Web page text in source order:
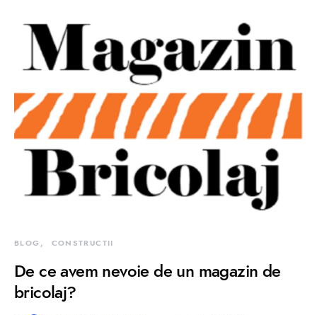
BLOG CONSTRUCTII
De ce avem nevoie de un magazin de
bricolaj?